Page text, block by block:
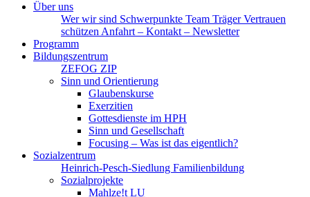
Über uns
Wer wir sind Schwerpunkte Team TrägerVertrauen
schützen Anfahrt – Kontakt – Newsletter
Programm
Bildungszentrum
ZEFOG ZIP
Sinn und Orientierung
Glaubenskurse
Exerzitien
Gottesdienste im HPH
Sinn und Gesellschaft
Focusing – Was ist das eigentlich?
Sozialzentrum
Heinrich-Pesch-Siedlung Familienbildung
Sozialprojekte
Mahlze!t LU